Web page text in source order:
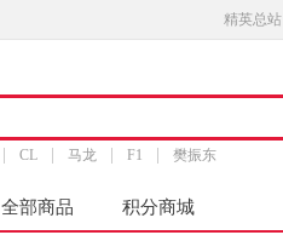
精英总站
CL 马龙 F1 樊振东
全部商品 积分商城